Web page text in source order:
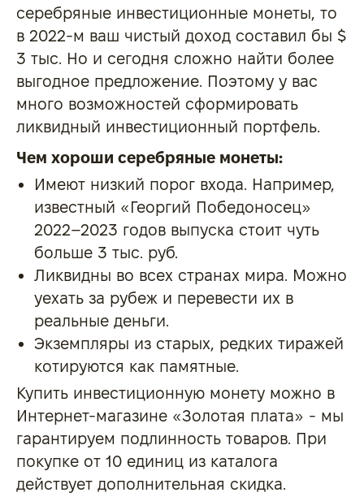
серебряные инвестиционные монеты, то
в 2022-м ваш чистый доход составил бы $
3 тыс. Но и сегодня сложно найти более
выгодное предложение. Поэтому у вас
много возможностей сформировать
ликвидный инвестиционный портфель.
Чем хороши серебряные монеты:
Имеют низкий порог входа. Например,
известный «Георгий Победоносец»
2022–2023 годов выпуска стоит чуть
больше 3 тыс. руб.
Ликвидны во всех странах мира. Можно
уехать за рубеж и перевести их в
реальные деньги.
Экземпляры из старых, редких тиражей
котируются как памятные.
Купить инвестиционную монету можно в
Интернет-магазине «Золотая плата» - мы
гарантируем подлинность товаров. При
покупке от 10 единиц из каталога
действует дополнительная скидка.